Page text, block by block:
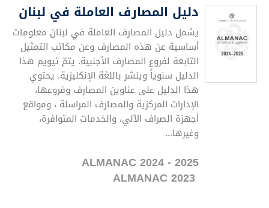
دليل المصارف العاملة في لبنان
يشمل دليل المصارف العاملة في لبنان معلومات
أساسية عن هذه المصارف وعن مكاتب التمثيل
التابعة لفروع المصارف الأجنبية. يتمّ تيويم هذا
الدليل سنوياً وينشر باللغة الإنكليزية. يحتوي
هذا الدليل على عناوين المصارف وفروعها،
الإدارات المركزية والمصارف المراسلة ، ومواقع
أجهزة الصراف الآلي، والخدمات المتوافرة،
وغيرها...
ALMANAC 2024 - 2025
ALMANAC 2023